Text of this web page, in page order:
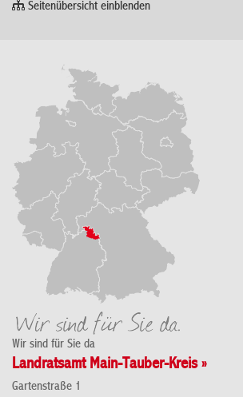
Seitenübersicht einblenden
Wir sind für Sie da
Landratsamt Main-Tauber-Kreis »
Gartenstraße 1